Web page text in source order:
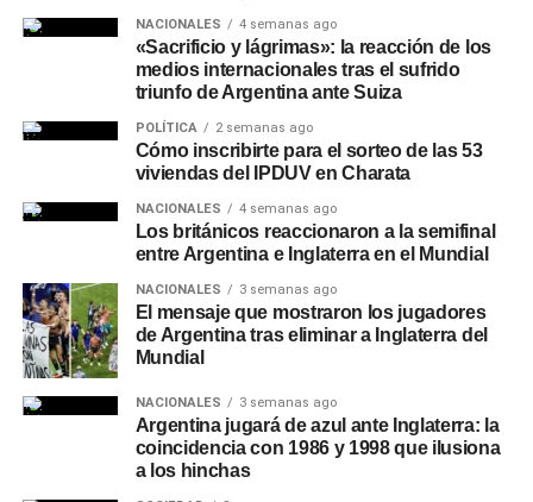
NACIONALES 4 semanas ago
«Sacrificio y lágrimas»: la reacción de los
medios internacionales tras el sufrido
triunfo de Argentina ante Suiza
POLÍTICA 2 semanas ago
Cómo inscribirte para el sorteo de las 53
viviendas del IPDUV en Charata
NACIONALES 4 semanas ago
Los británicos reaccionaron a la semifinal
entre Argentina e Inglaterra en el Mundial
NACIONALES 3 semanas ago
El mensaje que mostraron los jugadores
de Argentina tras eliminar a Inglaterra del
Mundial
NACIONALES 3 semanas ago
Argentina jugará de azul ante Inglaterra: la
coincidencia con 1986 y 1998 que ilusiona
a los hinchas